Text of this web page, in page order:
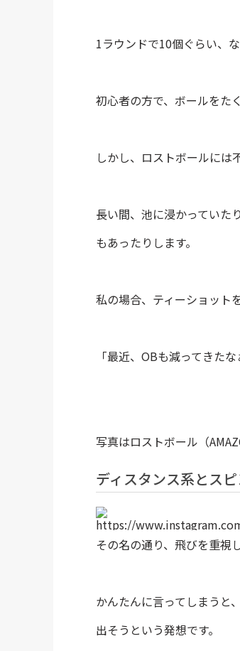
1ラウンドで10個ぐらい、
初心者の方で、ボールをた
しかし、ロストボールには
長い間、池に浸かっていた
もあったりします。
私の場合、ティーショット
「最近、OBも減ってきた
写真はロストボール（
ディスタンス系とス
https://
その名の通り、飛びを重視
かんたんに言ってしまうと
出そうという発想です。